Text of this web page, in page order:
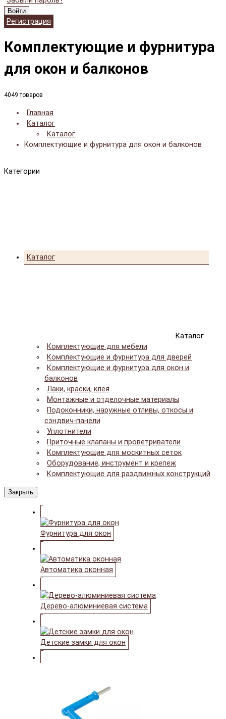
Войти
Регистрация
Комплектующие и фурнитура
для окон и балконов
4049 товаров
Главная
Каталог
Каталог
Комплектующие и фурнитура для окон и балконов
Категории
Каталог
Каталог
Комплектующие для мебели
Комплектующие и фурнитура для дверей
Комплектующие и фурнитура для окон и
балконов
Лаки, краски, клея
Монтажные и отделочные материалы
Подоконники, наружные отливы, откосы и
сэндвич-панели
Уплотнители
Приточные клапаны и проветриватели
Комплектующие для москитных сеток
Оборудование, инструмент и крепеж
Комплектующие для раздвижных конструкций
Закрыть
Фурнитура для окон
Автоматика оконная
Дерево-алюминиевая система
Детские замки для окон